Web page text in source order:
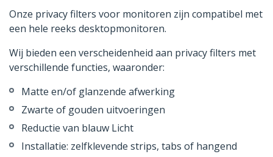
Onze privacy filters voor monitoren zijn compatibel met
een hele reeks desktopmonitoren.
Wij bieden een verscheidenheid aan privacy filters met
verschillende functies, waaronder:
Matte en/of glanzende afwerking
Zwarte of gouden uitvoeringen
Reductie van blauw Licht
Installatie: zelfklevende strips, tabs of hangend